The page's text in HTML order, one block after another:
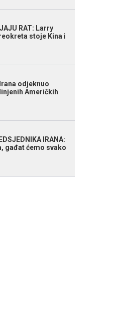
RAT: Larry
stoje Kina i
odjeknuo
Američkih
IRANA:
gađat ćemo svako